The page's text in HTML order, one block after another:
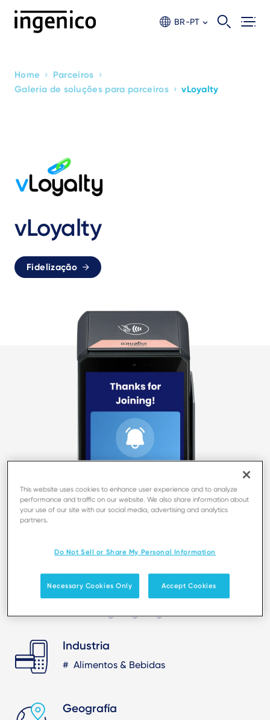
BR-PT
Breadcrumb
Home › Parceiros ›
Galeria de soluções para parceiros › vLoyalty
vLoyalty
Fidelização
Industria
Alimentos & Bebidas
Geografía
This website uses cookies to enhance user experience and to analyze
performance and traffic on our website. We also share information about
your use of our site with our social media, advertising and analytics
partners.
Do Not Sell or Share My Personal Information
Necessary Cookies Only Accept Cookies